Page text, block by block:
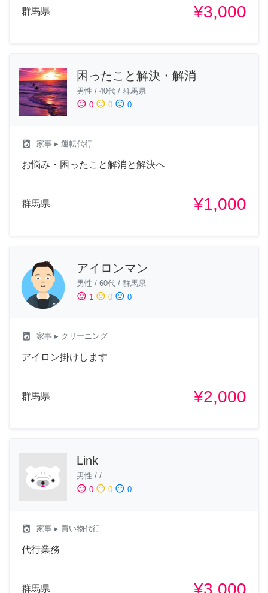
群馬県 ¥3,000
困ったこと解決・解消
男性 / 40代 / 群馬県
sentiment_satisfied 0 sentiment_neutral 0 sentiment_dissatisfied 0
local_laundry_service 家事 ▸ 運転代行
お悩み・困ったこと解消と解決へ
群馬県 ¥1,000
アイロンマン
男性 / 60代 / 群馬県
sentiment_satisfied 1 sentiment_neutral 0 sentiment_dissatisfied 0
local_laundry_service 家事 ▸ クリーニング
アイロン掛けします
群馬県 ¥2,000
Link
男性 / /
sentiment_satisfied 0 sentiment_neutral 0 sentiment_dissatisfied 0
local_laundry_service 家事 ▸ 買い物代行
代行業務
群馬県